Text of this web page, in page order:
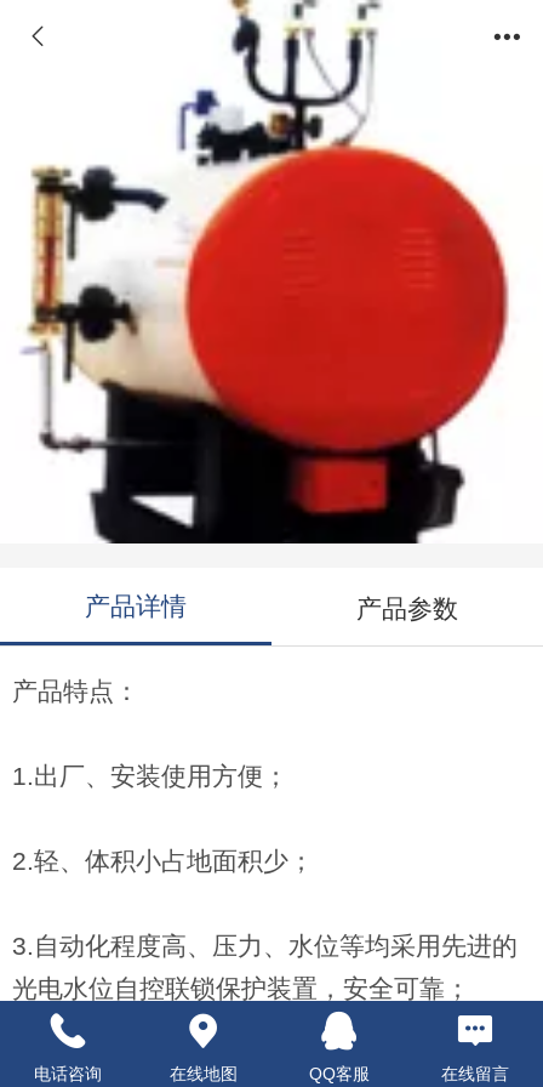
电加热蒸汽锅炉
产品详情 产品参数
产品特点：
1.出厂、安装使用方便；
2.轻、体积小占地面积少；
3.自动化程度高、压力、水位等均采用先进的
光电水位自控联锁保护装置，安全可靠；
4.能源无噪音、无污染。
电话咨询 在线地图 QQ客服 在线留言